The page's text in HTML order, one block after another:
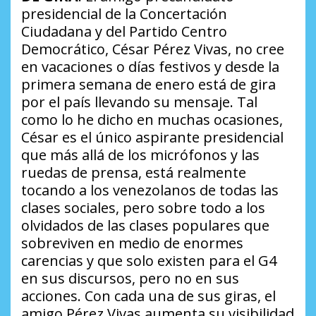
presidencial de la Concertación
Ciudadana y del Partido Centro
Democrático, César Pérez Vivas, no cree
en vacaciones o días festivos y desde la
primera semana de enero está de gira
por el país llevando su mensaje. Tal
como lo he dicho en muchas ocasiones,
César es el único aspirante presidencial
que más allá de los micrófonos y las
ruedas de prensa, está realmente
tocando a los venezolanos de todas las
clases sociales, pero sobre todo a los
olvidados de las clases populares que
sobreviven en medio de enormes
carencias y que solo existen para el G4
en sus discursos, pero no en sus
acciones. Con cada una de sus giras, el